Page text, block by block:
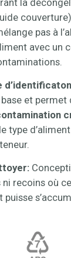
la
pas à
avec un
et permet
type
ni recoins où
puisse